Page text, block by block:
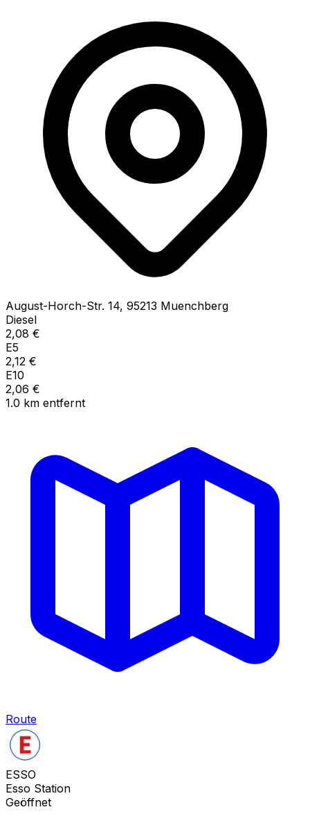
August-Horch-Str. 14, 95213 Muenchberg
Diesel
2,08 €
E5
2,12 €
E10
2,06 €
1.0 km entfernt
Route
ESSO
Esso Station
Geöffnet